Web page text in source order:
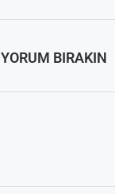
YORUM BIRAKIN